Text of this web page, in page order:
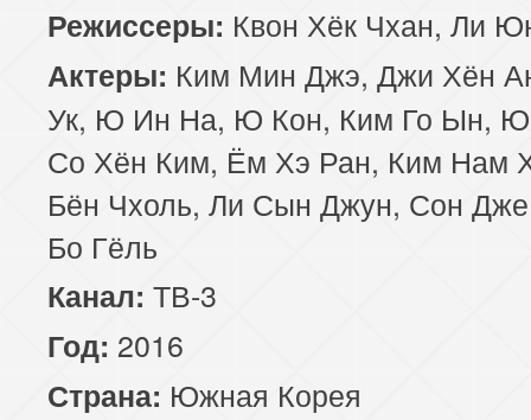
Режиссеры: Квон Хёк Чхан, Ли
Актеры: Ким Мин Джэ, Джи Хён
Ук, Ю Ин На, Ю Кон, Ким Го Ын,
Со Хён Ким, Ём Хэ Ран, Ким Нам
Бён Чхоль, Ли Сын Джун, Сон
Бо Гёль
Канал: ТВ-3
Год: 2016
Страна: Южная Корея